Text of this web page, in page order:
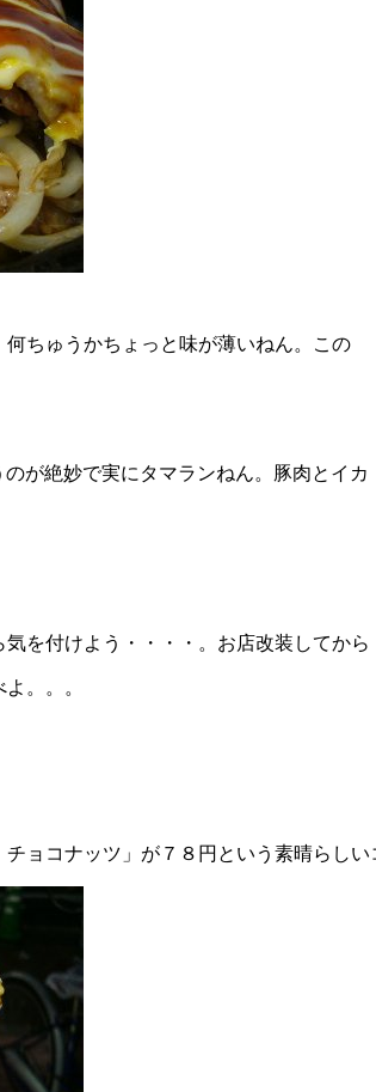
ちゅうかちょっと味が薄いねん。この
が絶妙で実にタマランねん。豚肉とイカ
を付けよう・・・・。お店改装してから
。。。
ョコナッツ」が７８円という素晴らしい